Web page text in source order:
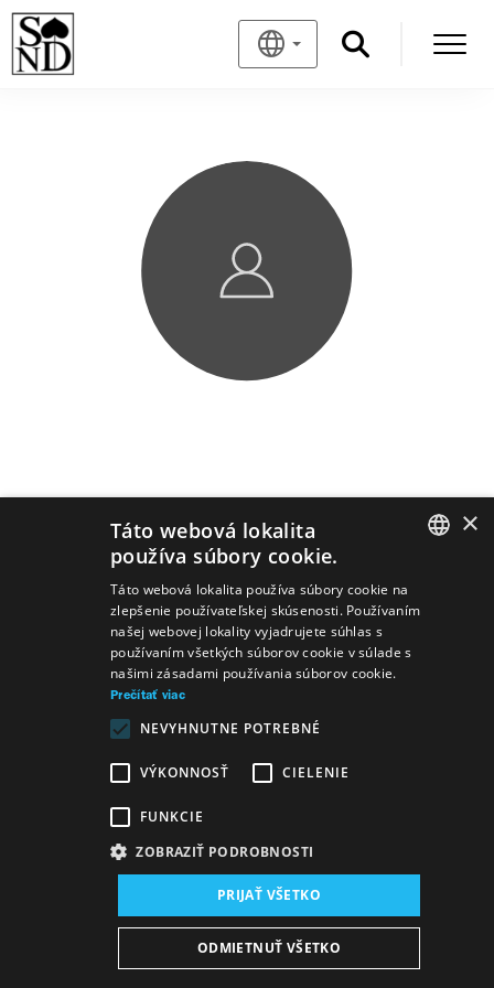
Predstavenia
Jozef Gregor Tajovský Gabriela
Její pastorkyňa Jozef Gregor Tajovský
Preissová
Hriech/Její pastorkyňa
Mapa stránok VOP
Vyhlásenie o prístupnosti
Osobné údaje Wezeo
×
Táto webová lokalita
používa súbory cookie.
Táto webová lokalita používa súbory cookie na
zlepšenie používateľskej skúsenosti. Používaním
našej webovej lokality vyjadrujete súhlas s
používaním všetkých súborov cookie v súlade s
našimi zásadami používania súborov cookie.
Prečítať viac
NEVYHNUTNE POTREBNÉ
VÝKONNOSŤ CIELENIE
FUNKCIE
ZOBRAZIŤ PODROBNOSTI
PRIJAŤ VŠETKO
ODMIETNUŤ VŠETKO